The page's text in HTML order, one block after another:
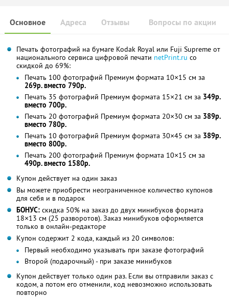
Основное Отзывы Вопросы по акции
Адреса
Печать фотографий на бумаге Kodak Royal или Fuji Supreme от
национального сервиса цифровой печати netPrint.ru со
скидкой до 69%:
Печать 100 фотографий Премиум формата 10×15 см за
269р. вместо 790р.
Печать 35 фотографий Премиум формата 15×21 см за 349р.
вместо 700р.
Печать 20 фотографий Премиум формата 20×30 см за 389р.
вместо 780р.
Печать 10 фотографий Премиум формата 30×45 см за 389р.
вместо 800р.
Печать 200 фотографий Премиум формата 10×15 см за
490р. вместо 1580р.
Купон действует на один заказ
Вы можете приобрести неограниченное количество купонов
для себя и в подарок
БОНУС: скидка 50% на заказ до двух минибуков формата
18×13 см (25 разворотов). Заказ минибуков оформляется
только в онлайн-редакторе
Купон содержит 2 кода, каждый из 20 символов:
Первый необходимо указывать при заказе фотографий
Второй (подарочный) - при заказе минибуков
Купон действует только один раз. Если вы отправили заказ с
кодом, а потом его отменили, код невозможно использовать
повторно